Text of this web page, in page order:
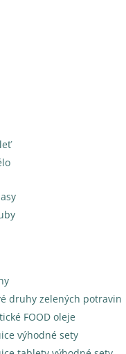
druhy zelených potravin
FOOD oleje
výhodné sety